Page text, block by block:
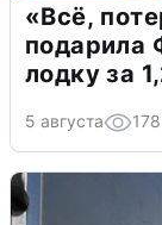
«Всё,
подарила
лодку за
5 августа 178